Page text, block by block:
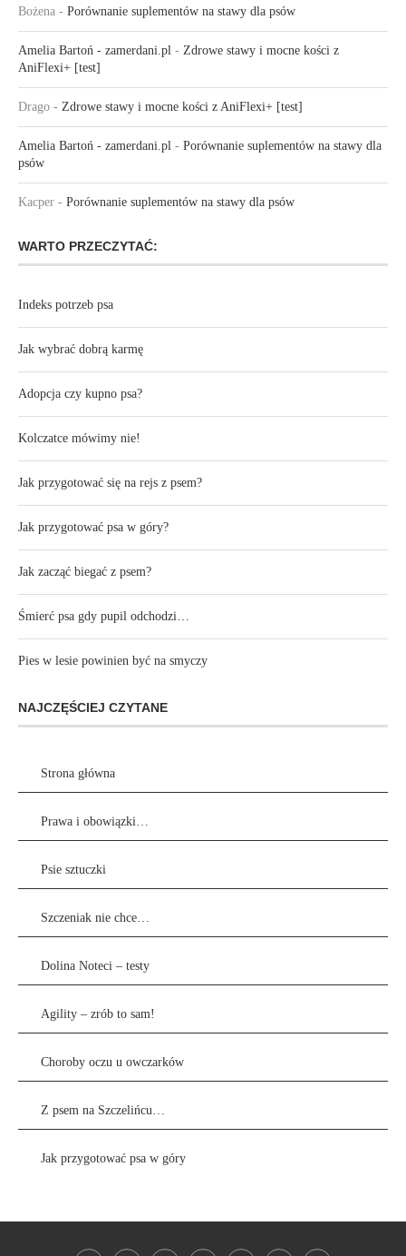
Bożena - Porównanie suplementów na stawy dla psów
Amelia Bartoń - zamerdani.pl - Zdrowe stawy i mocne kości z
AniFlexi+ [test]
Drago - Zdrowe stawy i mocne kości z AniFlexi+ [test]
Amelia Bartoń - zamerdani.pl - Porównanie suplementów na stawy dla
psów
Kacper - Porównanie suplementów na stawy dla psów
WARTO PRZECZYTAĆ:
Indeks potrzeb psa
Jak wybrać dobrą karmę
Adopcja czy kupno psa?
Kolczatce mówimy nie!
Jak przygotować się na rejs z psem?
Jak przygotować psa w góry?
Jak zacząć biegać z psem?
Śmierć psa gdy pupil odchodzi…
Pies w lesie powinien być na smyczy
NAJCZĘŚCIEJ CZYTANE
Strona główna
Prawa i obowiązki…
Psie sztuczki
Szczeniak nie chce…
Dolina Noteci – testy
Agility – zrób to sam!
Choroby oczu u owczarków
Z psem na Szczelińcu…
Jak przygotować psa w góry